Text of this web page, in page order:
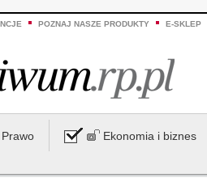
POZNAJ NASZE PRODUKTY E-SKLEP
Prawo Ekonomia i biznes